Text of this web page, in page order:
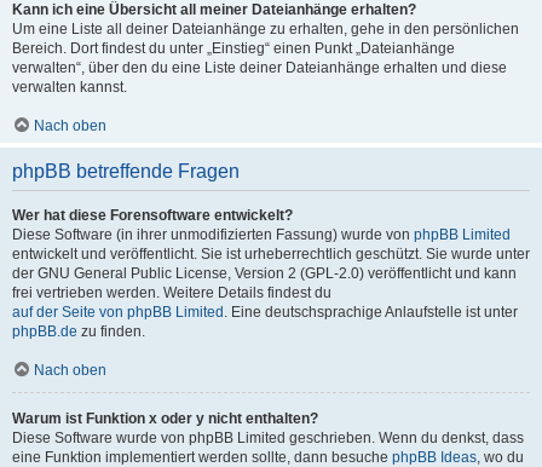
Kann ich eine Übersicht all meiner Dateianhänge erhalten?
Um eine Liste all deiner Dateianhänge zu erhalten, gehe in den persönlichen
Bereich. Dort findest du unter „Einstieg“ einen Punkt „Dateianhänge
verwalten“, über den du eine Liste deiner Dateianhänge erhalten und diese
verwalten kannst.
Nach oben
phpBB betreffende Fragen
Wer hat diese Forensoftware entwickelt?
Diese Software (in ihrer unmodifizierten Fassung) wurde von phpBB Limited
entwickelt und veröffentlicht. Sie ist urheberrechtlich geschützt. Sie wurde unter
der GNU General Public License, Version 2 (GPL-2.0) veröffentlicht und kann
frei vertrieben werden. Weitere Details findest du
auf der Seite von phpBB Limited . Eine deutschsprachige Anlaufstelle ist unter
phpBB.de zu finden.
Nach oben
Warum ist Funktion x oder y nicht enthalten?
Diese Software wurde von phpBB Limited geschrieben. Wenn du denkst, dass
eine Funktion implementiert werden sollte, dann besuche phpBB Ideas, wo du